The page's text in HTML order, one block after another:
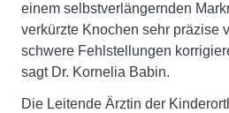
einem selbstverlängernden
verkürzte Knochen sehr präzise
schwere Fehlstellungen
sagt Dr. Kornelia Babin.
Die Leitende Ärztin der